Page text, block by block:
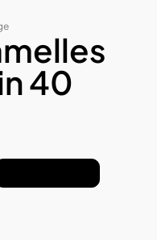
40